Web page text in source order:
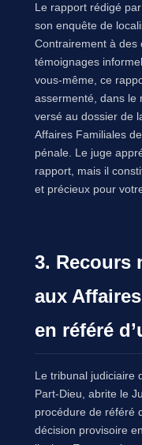
Le rapport rédigé
son enquête de
Contrairement à des
témoignages
vous-même, ce
assermenté, dans le
versé au dossier de
Affaires Familiales
pénale. Le juge
rapport, mais il
et précieux pour
3. Recours
aux
en référé
Le tribunal judiciaire
Part-Dieu, abrite le
procédure de référé
décision provisoire